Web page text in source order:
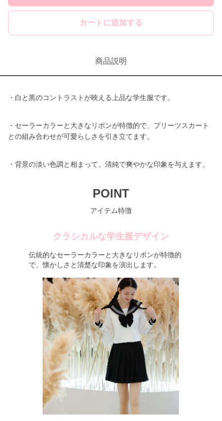
カートに追加する
商品説明
・白と黒のコントラストが映える上品な学生服です。
・セーラーカラーと大きなリボンが特徴的で、プリーツスカート
との組み合わせが可愛らしさを引き立てます。
・背景の淡い色調と相まって、清純で爽やかな印象を与えます。
POINT
アイテム特徴
クラシカルな学生服デザイン
伝統的なセーラーカラーと大きなリボンが特徴的
で、懐かしさと清楚な印象を演出します。